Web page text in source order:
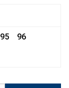
95 96